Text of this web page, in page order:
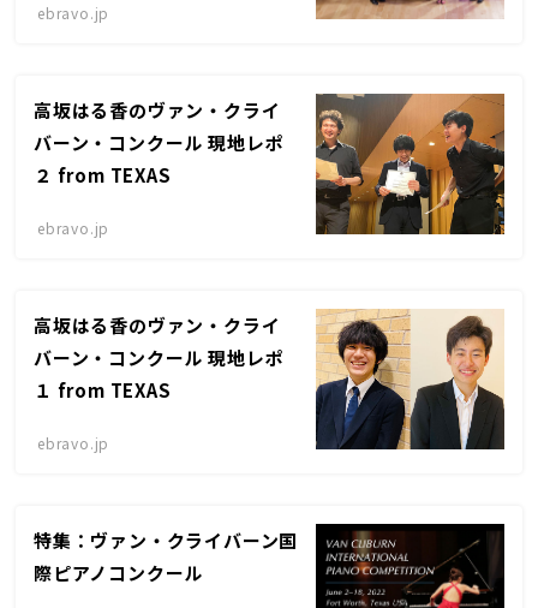
ebravo.jp
高坂はる香のヴァン・クライ
バーン・コンクール 現地レポ
２ from TEXAS
ebravo.jp
高坂はる香のヴァン・クライ
バーン・コンクール 現地レポ
１ from TEXAS
ebravo.jp
特集：ヴァン・クライバーン国
際ピアノコンクール